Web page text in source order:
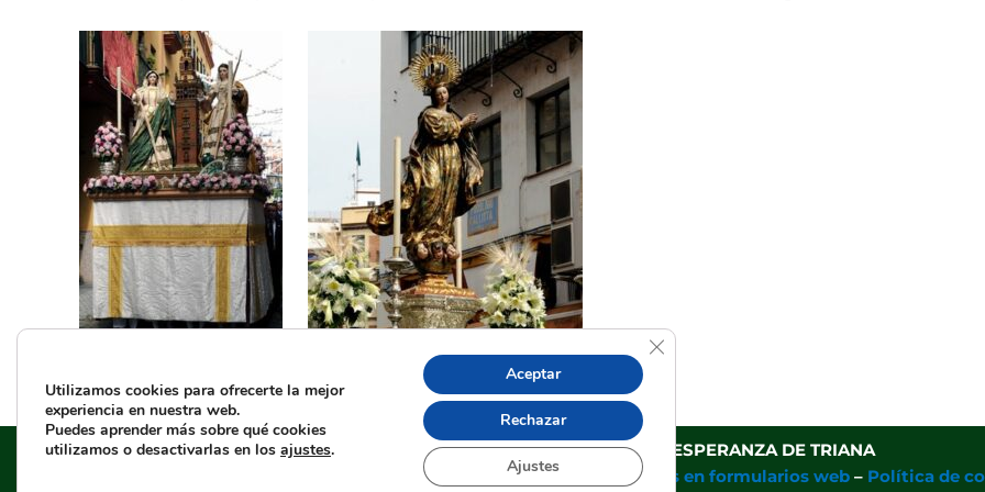
HERMANDAD SACRAMENTAL DEL ESPERANZA DE TRIANA
Política de PRIVACIDAD Cláusulas informativas en formularios web – Política de
Utilizamos cookies para ofrecerte la mejor
experiencia en nuestra web.
Puedes aprender más sobre qué cookies
utilizamos o desactivarlas en los ajustes.
Aceptar
Rechazar
Ajustes
Cerrar el banner de cookies RGPD